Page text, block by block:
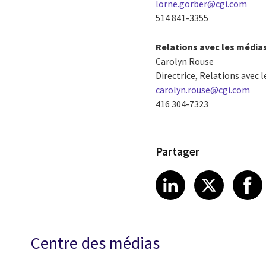
lorne.gorber@cgi.com
514 841-3355
Relations avec les
Carolyn Rouse
Directrice, Relations avec
carolyn.rouse@cgi.com
416 304-7323
Partager
Share article
LinkedIn
Share
X
Centre des médias